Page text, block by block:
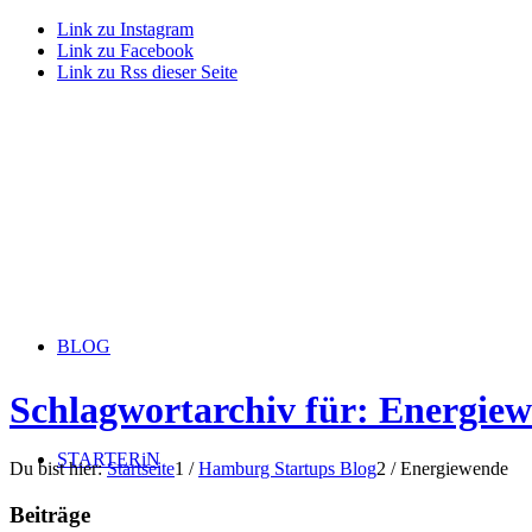
Link zu Instagram
Link zu Facebook
Link zu Rss dieser Seite
BLOG
STARTERiN
Schlagwortarchiv für:
Du bist hier: Startseite1 / Hamburg Startups Blog2 / Energiewende
Beiträge